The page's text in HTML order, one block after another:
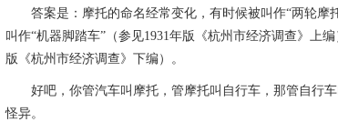
答案是：摩托的命名经常变化，有时候被叫作“两轮摩
叫作“机器脚踏车”（参见1931年版《杭州市经济调查》上
版《杭州市经济调查》下编）。
好吧，你管汽车叫摩托，管摩托叫自行车，那管自行
怪异。